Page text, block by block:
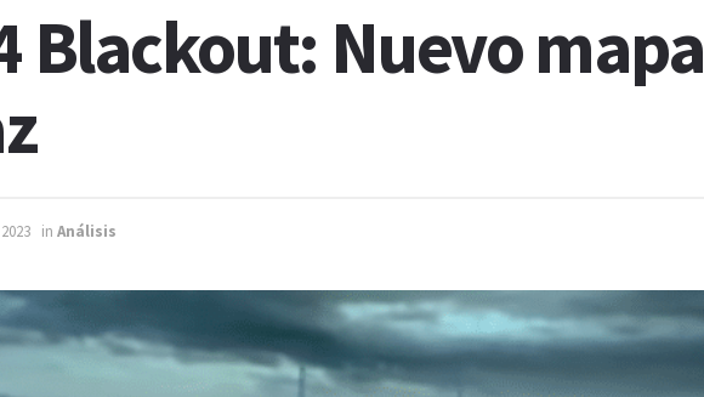
Blackout: Nuevo mapa
in Análisis